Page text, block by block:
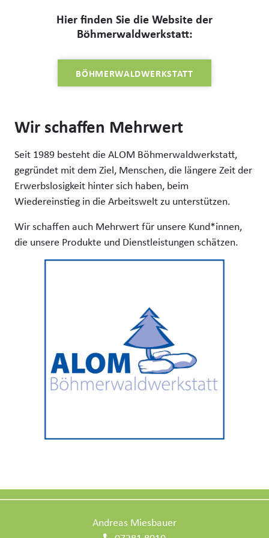
Hier finden Sie die Website der
Böhmerwaldwerkstatt:
BÖHMERWALDWERKSTATT
Wir schaffen Mehrwert
Seit 1989 besteht die ALOM Böhmerwaldwerkstatt,
gegründet mit dem Ziel, Menschen, die längere Zeit der
Erwerbslosigkeit hinter sich haben, beim
Wiedereinstieg in die Arbeitswelt zu unterstützen.
Wir schaffen auch Mehrwert für unsere Kund*innen,
die unsere Produkte und Dienstleistungen schätzen.
Andreas Miesbauer